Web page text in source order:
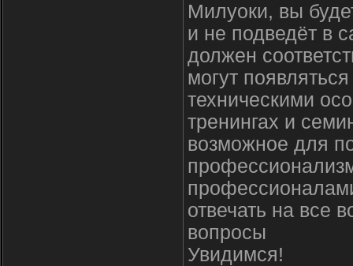
Милуоки, вы
и не подведёт в
должен
могут
техническими
тренингах и
возможное для
отвечать на все
вопросы
Увидимся!